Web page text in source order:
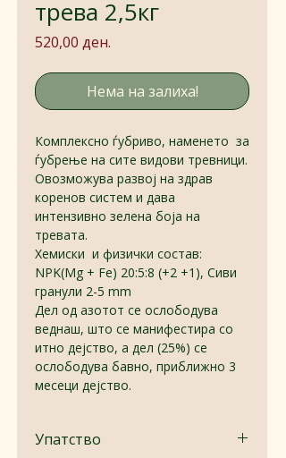
трева 2,5кг
520,00 ден.
Нема на залиха!
Комплексно ѓубриво, наменетo за
ѓубрење на сите видови тревници.
Овозможува развој на здрав
коренов систем и дава
интензивно зелена боја на
тревата.
Хемиски и физички состав:
NPK(Mg + Fe) 20:5:8 (+2 +1), Сиви
гранули 2-5 mm
Дел од азотот се ослободува
веднаш, што се манифестира со
итно дејство, а дел (25%) се
ослободува бавно, приближно 3
месеци дејство.
Упатство